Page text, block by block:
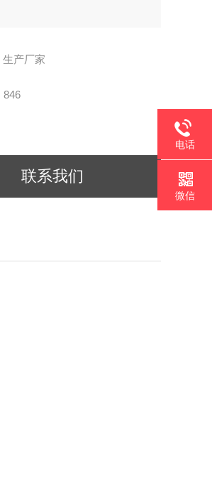
生产厂家
846
联系我们
电话
微信